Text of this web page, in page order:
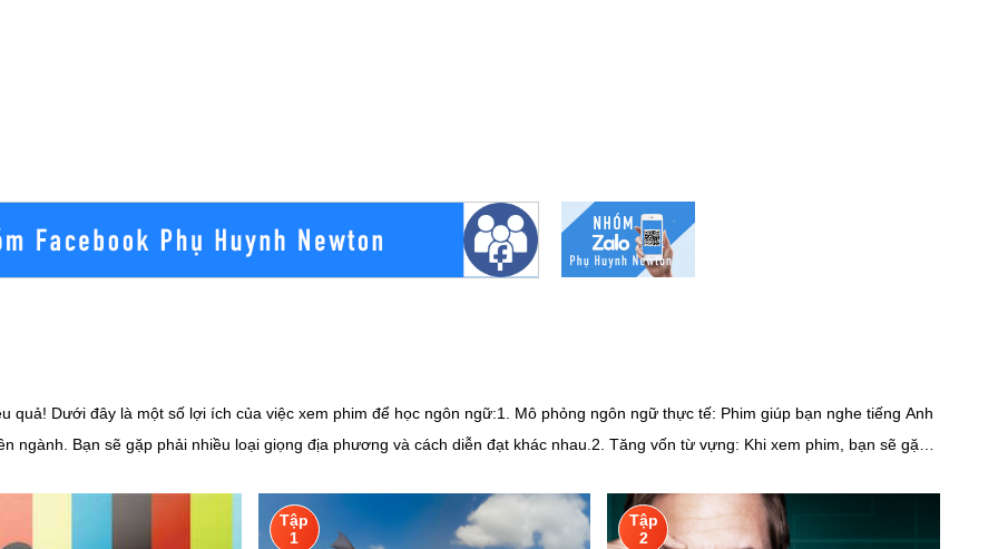
quả! Dưới đây là một số lợi ích của việc xem phim để học ngôn ngữ:1. Mô phỏng ngôn ngữ thực tế: Phim giúp bạn nghe tiếng Anh
Bạn sẽ gặp phải nhiều loại giọng địa phương và cách diễn đạt khác nhau.2. Tăng vốn từ vựng: Khi xem phim, bạn sẽ gặp
từng từ và câu.4. Hiểu văn hóa và xã hội: Xem phim giúp bạn hiểu về văn hóa, lối sống và tình hình xã hội của các quốc gia sử
Anh, bạn nên:- Chọn phim phù hợp: Chọn phim có độ khó phù hợp với trình độ của bạn. Bắt đầu với phim có phụ đề tiếng Anh
Tập
1
Tập
2